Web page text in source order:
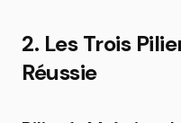
2. Les Trois
Réussie